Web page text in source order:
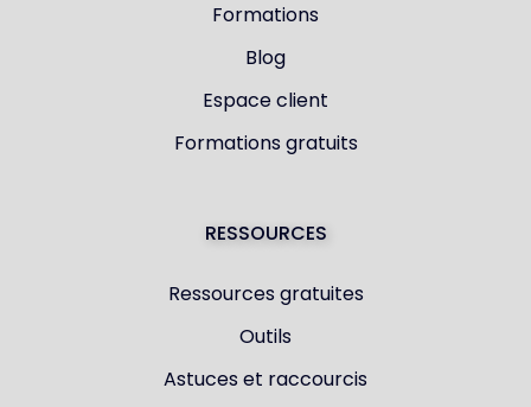
Formations
Blog
Espace client
Formations gratuits
RESSOURCES
Ressources gratuites
Outils
Astuces et raccourcis